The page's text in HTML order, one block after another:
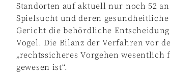
Standorten auf aktuell nur noch 52
Spielsucht und deren
Gericht die behördliche
Vogel. Die Bilanz der Verfahren vor
„rechtssicheres Vorgehen
gewesen ist“.